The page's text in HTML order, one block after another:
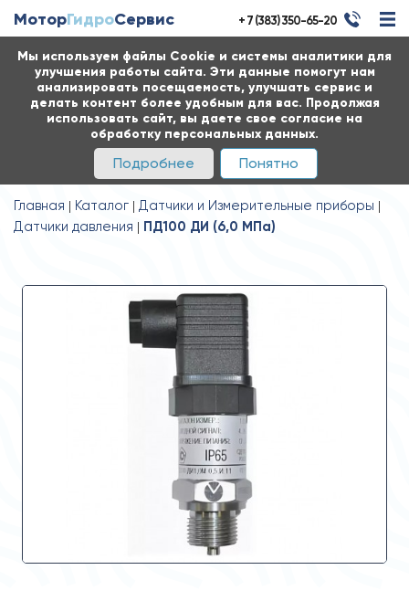
Мы используем файлы Cookie и системы аналитики для
улучшения работы сайта. Эти данные помогут нам
анализировать посещаемость, улучшать сервис и
делать контент более удобным для вас. Продолжая
использовать сайт, вы даете свое согласие на
обработку персональных данных.
Подробнее Понятно
МоторГидроСервис + 7 (383) 350-65-20
Главная Каталог
Датчики и Измерительные приборы
Датчики давления
ПД100 ДИ (6,0 МПа)